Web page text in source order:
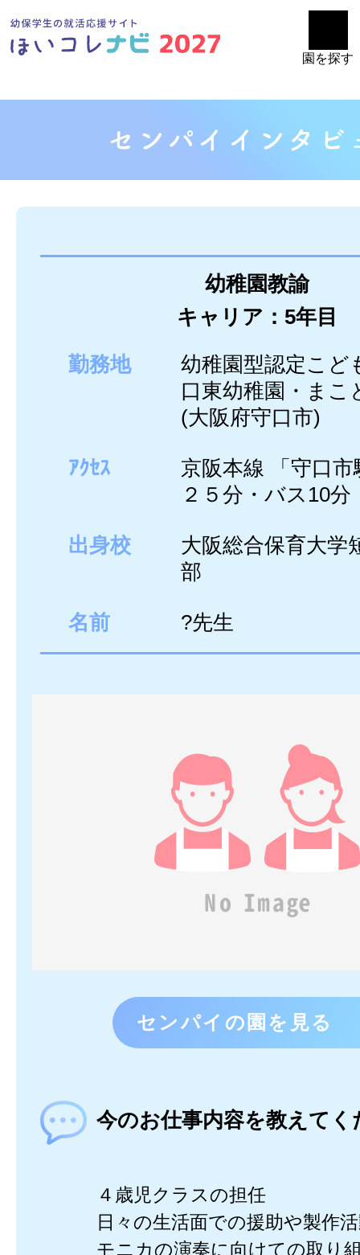
園を探す
幼稚園教諭
キャリア：5年目
勤務地
幼稚園型認定こ
口東幼稚園・まこ
(大阪府守口市)
ｱｸｾｽ
京阪本線 「守口市
２５分・バス10分
出身校
大阪総合保育大学
部
名前 ?先生
センパイの園を見る
今のお仕事内容を教えてく
４歳児クラスの担任
日々の生活面での援助や製作
モニカの演奏に向けての取り